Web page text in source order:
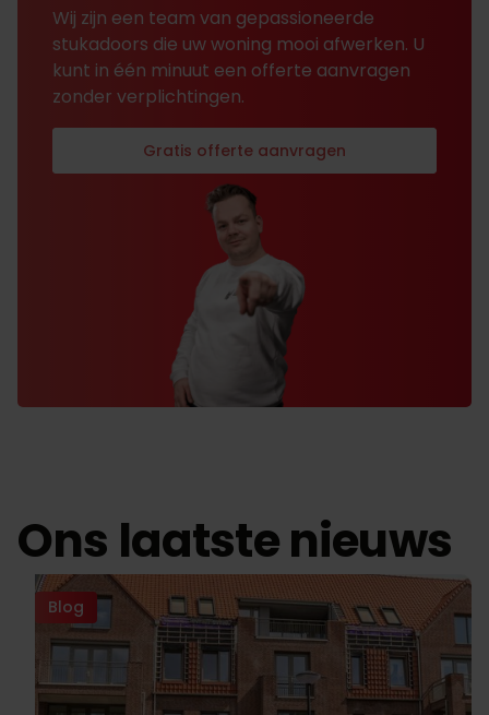
Wij zijn een team van gepassioneerde
stukadoors die uw woning mooi afwerken. U
kunt in één minuut een offerte aanvragen
zonder verplichtingen.
Gratis offerte aanvragen
Ons laatste nieuws
Blog